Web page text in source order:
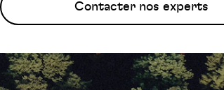
Contacter nos experts